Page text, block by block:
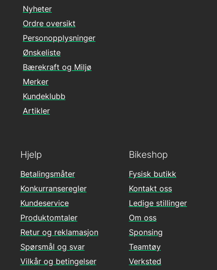
Hjelp
Betalingsmåter
Konkurranseregler
Kundeservice
Produktomtaler
Retur og reklamasjon
Spørsmål og svar
Vilkår og betingelser
Nyheter
Ordre oversikt
Personopplysninger
Ønskeliste
Bærekraft og Miljø
Merker
Kundeklubb
Artikler
Bikeshop
Fysisk butikk
Kontakt oss
Ledige stillinger
Om oss
Sponsing
Teamtøy
Verksted